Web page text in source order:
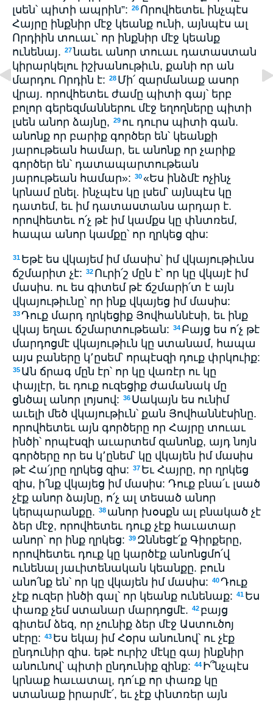
լսեն՝ պիտի ապրին”: 26 Որովհետեւ ինչպէս
Հայրը ինքնիր մէջ կեանք ունի, այնպէս ալ
Որդիին տուաւ՝ որ ինքնիր մէջ կեանք
ունենայ. 27նաեւ անոր տուաւ դատաստան
կիրարկելու իշխանութիւն, քանի որ ան
մարդու Որդին է: 28 Մի՛ զարմանաք ասոր
վրայ. որովհետեւ ժամը պիտի գայ՝ երբ
բոլոր գերեզմաններու մէջ եղողները պիտի
լսեն անոր ձայնը, 29 ու դուրս պիտի գան.
անոնք որ բարիք գործեր են՝ կեանքի
յարութեան համար, եւ անոնք որ չարիք
գործեր են՝ դատապարտութեան
յարութեան համար»: 30«Ես ինձմէ ոչինչ
կրնամ ընել. ինչպէս կը լսեմ՝ այնպէս կը
դատեմ, եւ իմ դատաստանս արդար է.
որովհետեւ ո՛չ թէ իմ կամքս կը փնտռեմ,
հապա անոր կամքը՝ որ ղրկեց զիս:
31 Եթէ ես վկայեմ իմ մասիս՝ իմ վկայութիւնս
ճշմարիտ չէ: 32 Ուրի՛շ մըն է՝ որ կը վկայէ իմ
մասիս. ու ես գիտեմ թէ ճշմարի՛տ է այն
վկայութիւնը՝ որ ինք վկայեց իմ մասիս:
33Դուք մարդ ղրկեցիք Յովհաննէսի, եւ ինք
վկայ եղաւ ճշմարտութեան: 34 Բայց ես ո՛չ թէ
մարդոցմէ վկայութիւն կը ստանամ, հապա
այս բաները կ՚ըսեմ՝ որպէսզի դուք փրկուիք:
35 Ան ճրագ մըն էր՝ որ կը վառէր ու կը
փայլէր, եւ դուք ուզեցիք ժամանակ մը
ցնծալ անոր լոյսով: 36 Սակայն ես ունիմ
աւելի մեծ վկայութիւն՝ քան Յովհաննէսինը.
որովհետեւ այն գործերը որ Հայրը տուաւ
ինծի՝ որպէսզի աւարտեմ զանոնք, այդ նոյն
գործերը որ ես կ՚ընեմ՝ կը վկայեն իմ մասիս
թէ Հա՛յրը ղրկեց զիս: 37 Եւ Հայրը, որ ղրկեց
զիս, ի՛նք վկայեց իմ մասիս: Դուք բնա՛ւ լսած
չէք անոր ձայնը, ո՛չ ալ տեսած անոր
կերպարանքը. 38 անոր խօսքն ալ բնակած չէ
ձեր մէջ, որովհետեւ դուք չէք հաւատար
անոր՝ որ ինք ղրկեց: 39 Զննեցէ՛ք Գիրքերը,
որովհետեւ դուք կը կարծէք անոնցմո՛վ
ունենալ յաւիտենական կեանքը. բուն
անո՛նք են՝ որ կը վկայեն իմ մասիս: 40Դուք
չէք ուզեր ինծի գալ՝ որ կեանք ունենաք: 41 Ես
փառք չեմ ստանար մարդոցմէ. 42 բայց
գիտեմ ձեզ, որ չունիք ձեր մէջ Աստուծոյ
սէրը: 43 Ես եկայ իմ Հօրս անունով՝ ու չէք
ընդունիր զիս. եթէ ուրիշ մէկը գայ ինքնիր
անունով՝ պիտի ընդունիք զինք: 44 Ի՞նչպէս
կրնաք հաւատալ, դո՛ւք որ փառք կը
ստանաք իրարմէ՛, եւ չէք փնտռեր այն